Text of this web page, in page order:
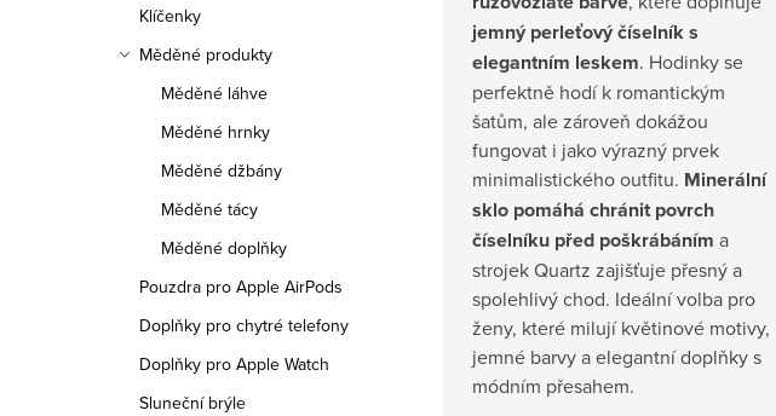
Klíčenky
Měděné produkty
Měděné láhve
Měděné hrnky
Měděné džbány
Měděné tácy
Měděné doplňky
Pouzdra pro Apple AirPods
Doplňky pro chytré telefony
Doplňky pro Apple Watch
Sluneční brýle
jemný perleťový číselník s
elegantním leskem. Hodinky se
perfektně hodí k romantickým
šatům, ale zároveň dokážou
fungovat i jako výrazný prvek
minimalistického outfitu. Minerální
sklo pomáhá chránit povrch
číselníku před poškrábáním a
strojek Quartz zajišťuje přesný a
spolehlivý chod. Ideální volba pro
ženy, které milují květinové motivy,
jemné barvy a elegantní doplňky s
módním přesahem.